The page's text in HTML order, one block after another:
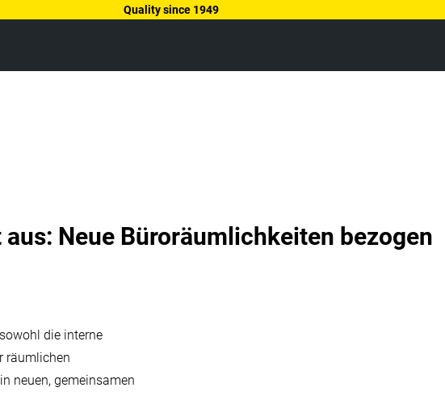
Quality since 1949
aus: Neue Büroräumlichkeiten bezogen
die interne
räumlichen
neuen, gemeinsamen